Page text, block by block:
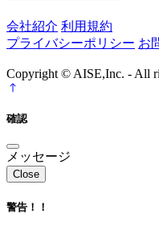
会社紹介 利用規約
プライバシーポリシー お
Copyright © AISE,Inc. - All
確認
メッセージ
Close
警告！！